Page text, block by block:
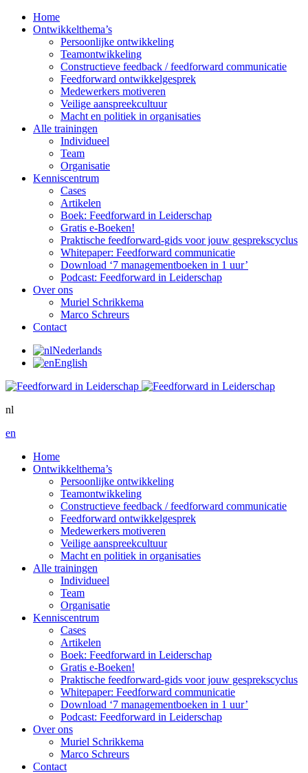
Home
Ontwikkelthema’s
Persoonlijke ontwikkeling
Teamontwikkeling
Constructieve feedback / feedforward communicatie
Feedforward ontwikkelgesprek
Medewerkers motiveren
Veilige aanspreekcultuur
Macht en politiek in organisaties
Alle trainingen
Individueel
Team
Organisatie
Kenniscentrum
Cases
Artikelen
Boek: Feedforward in Leiderschap
Gratis e-Boeken!
Praktische feedforward-gids voor jouw gesprekscyclus
Whitepaper: Feedforward communicatie
Download ‘7 managementboeken in 1 uur’
Podcast: Feedforward in Leiderschap
Over ons
Muriel Schrikkema
Marco Schreurs
Contact
Nederlands
English
nl
en
Home
Ontwikkelthema’s
Persoonlijke ontwikkeling
Teamontwikkeling
Constructieve feedback / feedforward communicatie
Feedforward ontwikkelgesprek
Medewerkers motiveren
Veilige aanspreekcultuur
Macht en politiek in organisaties
Alle trainingen
Individueel
Team
Organisatie
Kenniscentrum
Cases
Artikelen
Boek: Feedforward in Leiderschap
Gratis e-Boeken!
Praktische feedforward-gids voor jouw gesprekscyclus
Whitepaper: Feedforward communicatie
Download ‘7 managementboeken in 1 uur’
Podcast: Feedforward in Leiderschap
Over ons
Muriel Schrikkema
Marco Schreurs
Contact